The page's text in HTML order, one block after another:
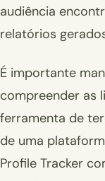
audiência
relatórios
É importante
compreender as
ferramenta de
de uma
Profile Tracker